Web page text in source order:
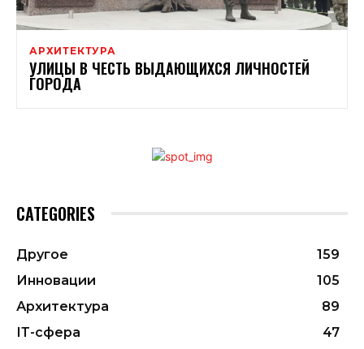
АРХИТЕКТУРА
УЛИЦЫ В ЧЕСТЬ ВЫДАЮЩИХСЯ ЛИЧНОСТЕЙ
ГОРОДА
CATEGORIES
Другое
159
Инновации
105
Архитектура
89
ІТ-сфера
47